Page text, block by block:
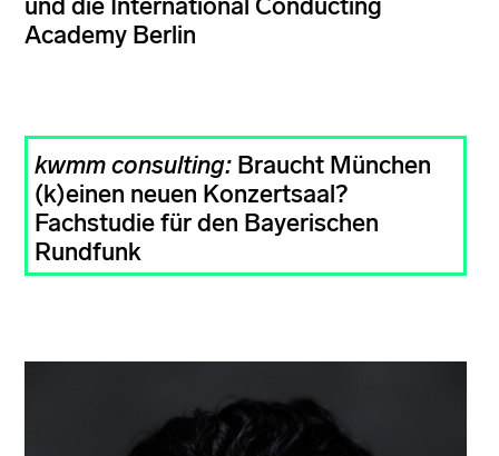
Academy Berlin
kwmm consulting: Braucht München
(k)einen neuen Konzertsaal?
Fachstudie für den Bayerischen
Rundfunk